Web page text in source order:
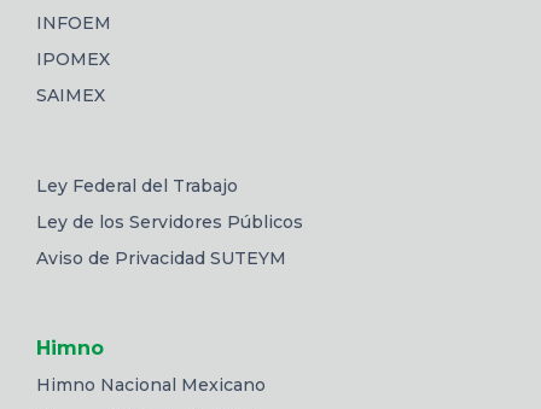
INFOEM
IPOMEX
SAIMEX
Ley Federal del Trabajo
Ley de los Servidores Públicos
Aviso de Privacidad SUTEYM
Himno
Himno Nacional Mexicano